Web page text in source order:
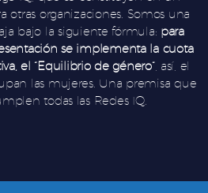
otras organizaciones. Somos una
bajo la siguiente fórmula: para
se implementa la cuota
el “Equilibrio de género”, así, el
las mujeres. Una premisa que
todas las Redes IQ.